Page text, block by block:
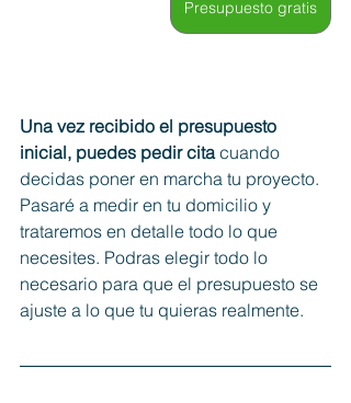
Presupuesto gratis
Una vez recibido el presupuesto
inicial, puedes pedir cita cuando
decidas poner en marcha tu proyecto.
Pasaré a medir en tu domicilio y
trataremos en detalle todo lo que
necesites. Podras elegir todo lo
necesario para que el presupuesto se
ajuste a lo que tu quieras realmente.